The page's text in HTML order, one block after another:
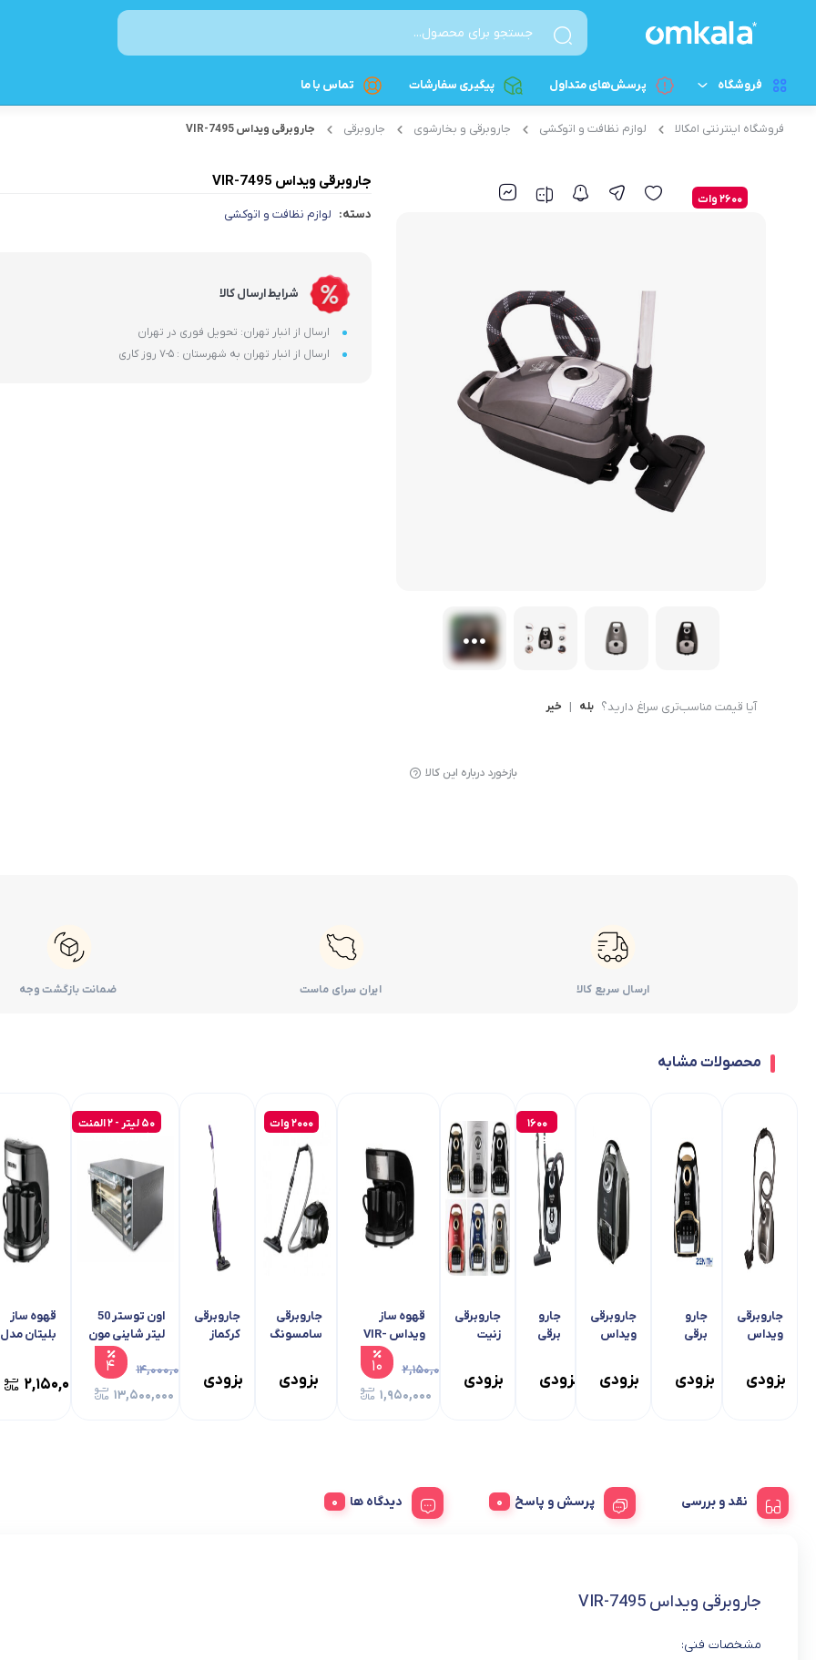
فروشگاه
لوازم آشپزخانه کوچک
پلوپز
تخم مرغ پز
زودپز برقی
ساندویچ‌ساز
میوه خشک کن
اسپرسوساز
چرخ گوشت
قطعات الکترونیکی و کامپیوتری
پرسش‌های متداول پیگیری سفارشات تماس با ما
فروشگاه اینترنتی امکالا لوازم نظافت و اتوکشی جاروبرقی و بخارشوی جاروبرقی‌ جاروبرقی ویداس VIR-7495
2600 وات
آیا قیمت مناسب‌تری سراغ دارید؟ بله | خیر
بازخورد درباره این کالا
جاروبرقی ویداس VIR-7495
دسته: لوازم نظافت و اتوکشی
شرایط ارسال کالا
ارسال از انبار تهران: تحویل فوری در تهران
ارسال از انبار تهران به شهرستان : 5-7 روز کاری
ارسال سریع کالا ایران سرای ماست ضمانت بازگشت وجه
محصولات مشابه
جاروبرقی
ویداس
بزودی
جارو
برقی
لمسی
بزودی
جاروبرقی
ویداس
7476
بزودی
1600
وات
جارو
برقی
1408
بزودی
جاروبرقی
زنیت
strong
بزودی
قهوه ساز
ویداس VIR-
۲,۱۵۰,۰۰۰
۱,۹۵۰,۰۰۰
۱۰
2000 وات
جاروبرقی
سامسونگ
بزودی
جاروبرقی
کرکماز
بزودی
50 لیتر - 2 المنت
اون توستر 50
لیتر شاینی مون
۱۴,۰۰۰,۰۰۰
۱۳,۵۰۰,۰۰۰
۴
قهوه ساز
بلیتان مدل
۲,۱۵۰,۰۰۰
نقد و بررسی پرسش و پاسخ دیدگاه ها
جاروبرقی ویداس VIR-7495
مشخصات فنی: